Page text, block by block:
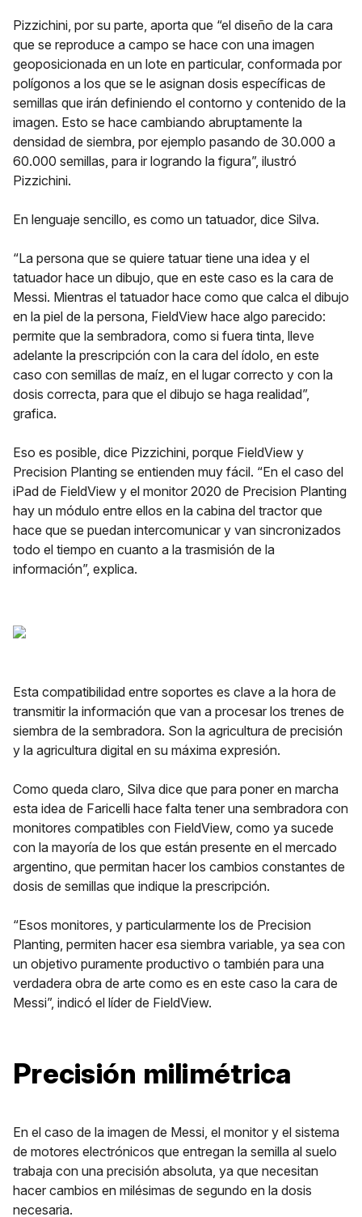
Pizzichini, por su parte, aporta que “el diseño de la cara
que se reproduce a campo se hace con una imagen
geoposicionada en un lote en particular, conformada por
polígonos a los que se le asignan dosis específicas de
semillas que irán definiendo el contorno y contenido de la
imagen. Esto se hace cambiando abruptamente la
densidad de siembra, por ejemplo pasando de 30.000 a
60.000 semillas, para ir logrando la figura”, ilustró
Pizzichini.
En lenguaje sencillo, es como un tatuador, dice Silva.
“La persona que se quiere tatuar tiene una idea y el
tatuador hace un dibujo, que en este caso es la cara de
Messi. Mientras el tatuador hace como que calca el dibujo
en la piel de la persona, FieldView hace algo parecido:
permite que la sembradora, como si fuera tinta, lleve
adelante la prescripción con la cara del ídolo, en este
caso con semillas de maíz, en el lugar correcto y con la
dosis correcta, para que el dibujo se haga realidad”,
grafica.
Eso es posible, dice Pizzichini, porque FieldView y
Precision Planting se entienden muy fácil. “En el caso del
iPad de FieldView y el monitor 2020 de Precision Planting
hay un módulo entre ellos en la cabina del tractor que
hace que se puedan intercomunicar y van sincronizados
todo el tiempo en cuanto a la trasmisión de la
información”, explica.
Esta compatibilidad entre soportes es clave a la hora de
transmitir la información que van a procesar los trenes de
siembra de la sembradora. Son la agricultura de precisión
y la agricultura digital en su máxima expresión.
Como queda claro, Silva dice que para poner en marcha
esta idea de Faricelli hace falta tener una sembradora con
monitores compatibles con FieldView, como ya sucede
con la mayoría de los que están presente en el mercado
argentino, que permitan hacer los cambios constantes de
dosis de semillas que indique la prescripción.
“Esos monitores, y particularmente los de Precision
Planting, permiten hacer esa siembra variable, ya sea con
un objetivo puramente productivo o también para una
verdadera obra de arte como es en este caso la cara de
Messi”, indicó el líder de FieldView.
Precisión milimétrica
En el caso de la imagen de Messi, el monitor y el sistema
de motores electrónicos que entregan la semilla al suelo
trabaja con una precisión absoluta, ya que necesitan
hacer cambios en milésimas de segundo en la dosis
necesaria.